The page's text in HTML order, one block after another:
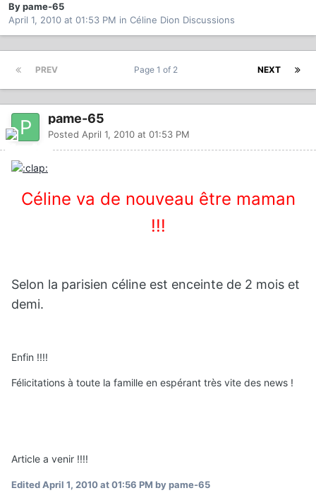
By pame-65
April 1, 2010 at 01:53 PM in Céline Dion Discussions
PREV NEXT
Page 1 of 2
pame-65
Posted April 1, 2010 at 01:53 PM
Céline va de nouveau être maman
!!!
Selon la parisien céline est enceinte de 2 mois et
demi.
Enfin !!!!
Félicitations à toute la famille en espérant très vite des news !
Article a venir !!!!
EditedApril 1, 2010 at 01:56 PM by pame-65